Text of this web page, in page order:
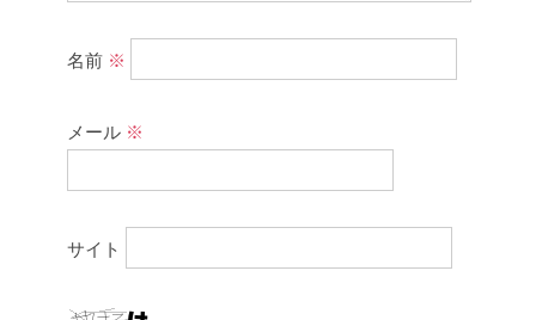
名前 ※
メール ※
サイト